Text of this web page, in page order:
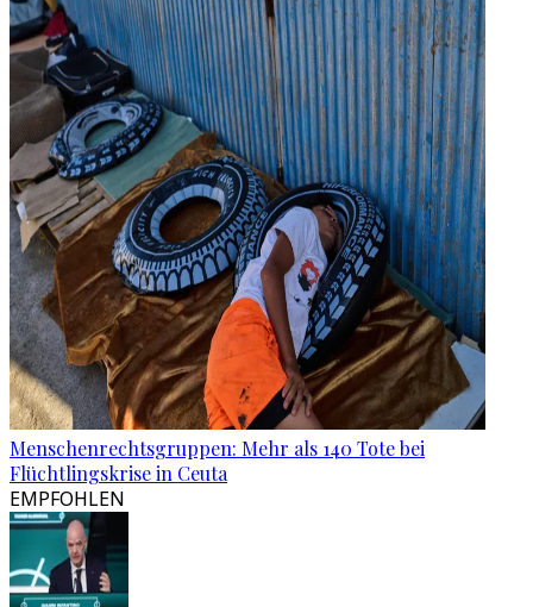
Menschenrechtsgruppen: Mehr als 140 Tote bei
Flüchtlingskrise in Ceuta
EMPFOHLEN